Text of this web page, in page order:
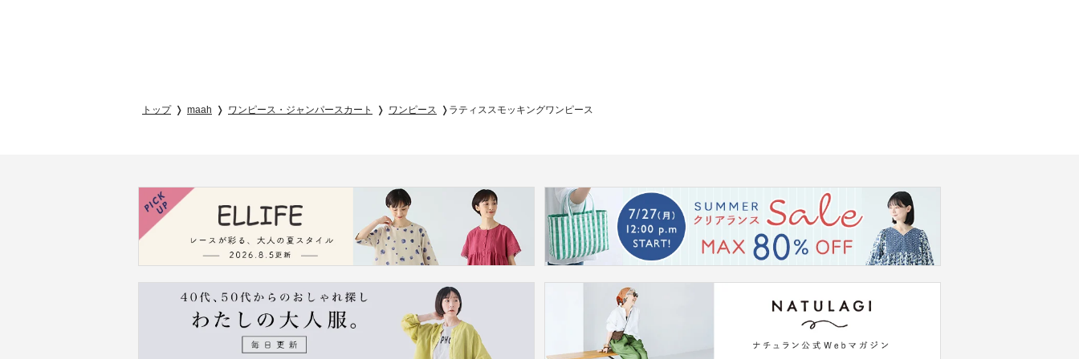
トップ maah ワンピース・ジャンパースカート ワンピース ラティススモッキングワンピース